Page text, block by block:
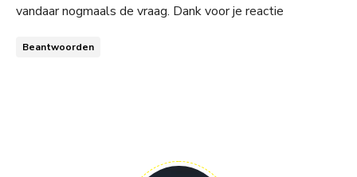
vandaar nogmaals de vraag. Dank voor je reactie
Beantwoorden